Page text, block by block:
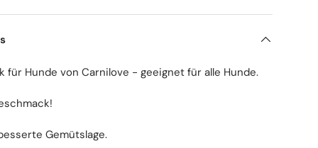
für Hunde von Carnilove - geeignet für alle Hunde.
Gemütslage.